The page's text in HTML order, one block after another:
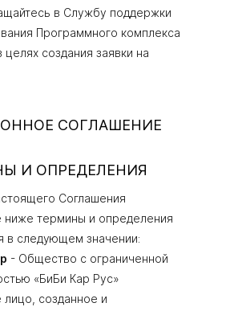
в Службу поддержки
Программного комплекса
целях создания заявки на
СОГЛАШЕНИЕ
И ОПРЕДЕЛЕНИЯ
Соглашения
ниже термины и определения
в следующем значении:
- Общество с ограниченной
«БиБи Кар Рус»
созданное и